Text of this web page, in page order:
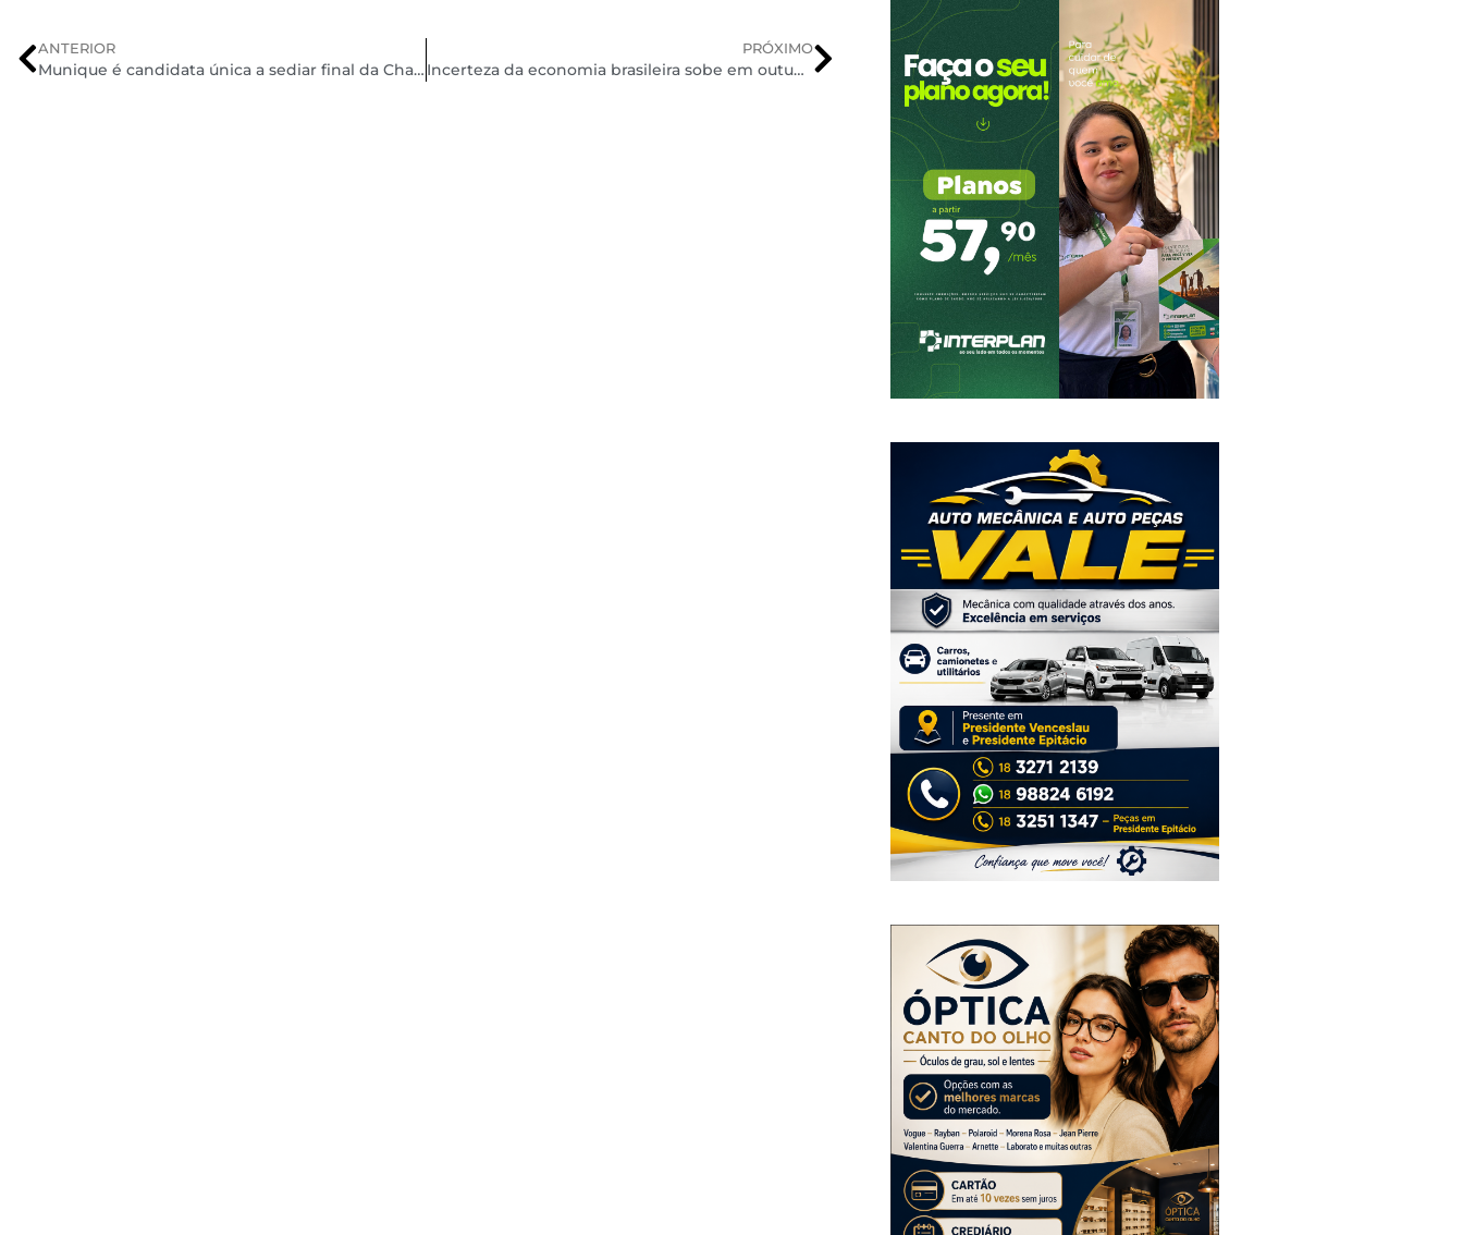
ANTERIOR
Munique é candidata única a sediar final da Champions de 2028; Londres ou Barcelona em 2029
PRÓXIMO
Incerteza da economia brasileira sobe em outubro, aponta FGV